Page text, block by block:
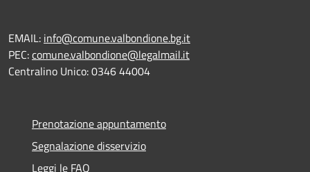
EMAIL: info@comune.valbondione.bg.it
PEC:comune.valbondione@legalmail.it
Centralino Unico: 0346 44004
Prenotazione appuntamento
Segnalazione disservizio
Leggi le FAQ